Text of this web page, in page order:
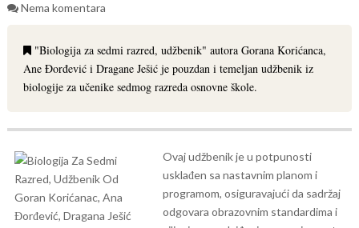
Nema komentara
"Biologija za sedmi razred, udžbenik" autora Gorana Korićanca,
Ane Đorđević i Dragane Ješić je pouzdan i temeljan udžbenik iz
biologije za učenike sedmog razreda osnovne škole.
Ovaj udžbenik je u potpunosti
usklađen sa nastavnim planom i
programom, osiguravajući da sadržaj
odgovara obrazovnim standardima i